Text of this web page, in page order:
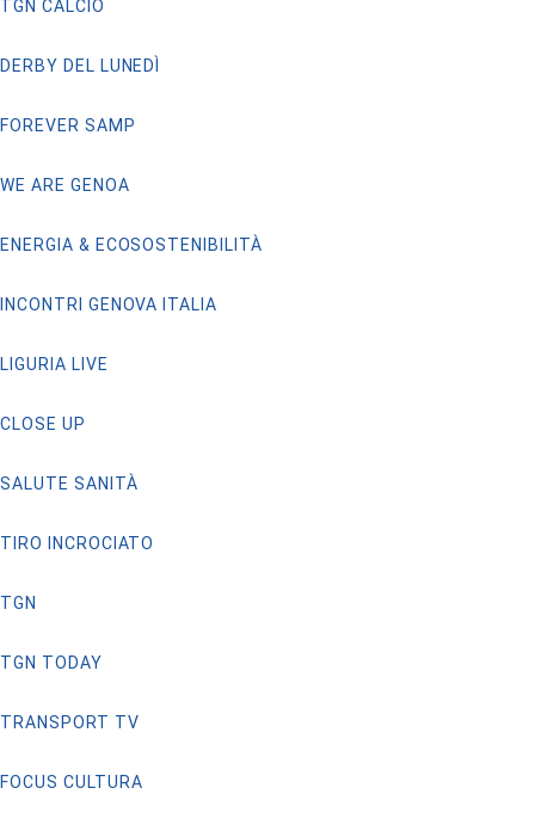
TGN CALCIO
DERBY DEL LUNEDÌ
FOREVER SAMP
WE ARE GENOA
ENERGIA & ECOSOSTENIBILITÀ
INCONTRI GENOVA ITALIA
LIGURIA LIVE
CLOSE UP
SALUTE SANITÀ
TIRO INCROCIATO
TGN
TGN TODAY
TRANSPORT TV
FOCUS CULTURA